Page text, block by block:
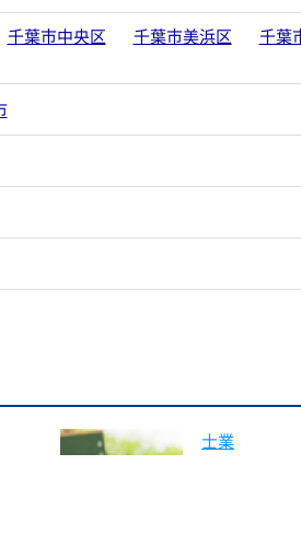
千葉市中央区 千葉市美浜区 千葉
士業